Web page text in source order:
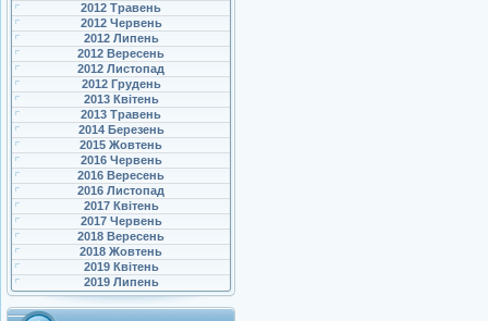
2012 Травень
2012 Червень
2012 Липень
2012 Вересень
2012 Листопад
2012 Грудень
2013 Квітень
2013 Травень
2014 Березень
2015 Жовтень
2016 Червень
2016 Вересень
2016 Листопад
2017 Квітень
2017 Червень
2018 Вересень
2018 Жовтень
2019 Квітень
2019 Липень